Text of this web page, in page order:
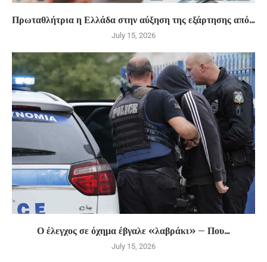
Πρωταθλήτρια η Ελλάδα στην αύξηση της εξάρτησης από...
July 15, 2026
Ο έλεγχος σε όχημα έβγαλε «λαβράκι» – Που...
July 15, 2026